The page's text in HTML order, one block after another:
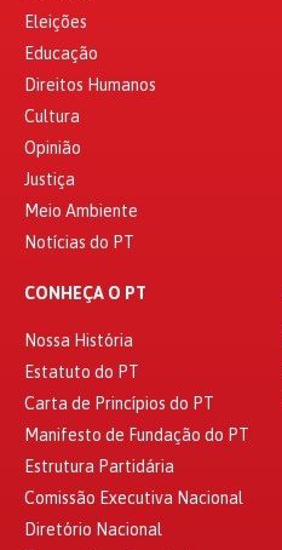
Eleições
Educação
Direitos Humanos
Cultura
Opinião
Justiça
Meio Ambiente
Notícias do PT
CONHEÇA O PT
Nossa História
Estatuto do PT
Carta de Princípios do PT
Manifesto de Fundação do PT
Estrutura Partidária
Comissão Executiva Nacional
Diretório Nacional